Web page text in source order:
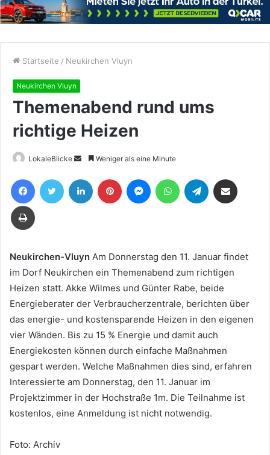
Startseite / Neukirchen Vluyn
Neukirchen Vluyn
Themenabend rund ums
richtige Heizen
LokaleBlicke
Sende
eine
E-
Weniger als eine Minute
FacebookTwitter LinkedIn Pinterest MessengerWhatsAppTelegram
Drucken
Neukirchen-Vluyn Am Donnerstag den 11. Januar findet
im Dorf Neukirchen ein Themenabend zum richtigen
Heizen statt. Akke Wilmes und Günter Rabe, beide
Energieberater der Verbraucherzentrale, berichten über
das energie- und kostensparende Heizen in den eigenen
vier Wänden. Bis zu 15 % Energie und damit auch
Energiekosten können durch einfache Maßnahmen
gespart werden. Welche Maßnahmen dies sind, erfahren
Interessierte am Donnerstag, den 11. Januar im
Projektzimmer in der Hochstraße 1m. Die Teilnahme ist
kostenlos, eine Anmeldung ist nicht notwendig.
Foto: Archiv